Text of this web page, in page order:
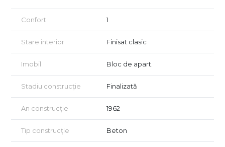
Confort 1
Stare interior Finisat clasic
Imobil Bloc de apart.
Stadiu construcție Finalizată
An construcție 1962
Tip construcție Beton